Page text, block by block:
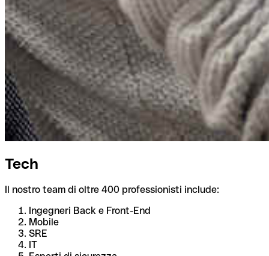
Tech
Il nostro team di oltre 400 professionisti include:
Ingegneri Back e Front-End
Mobile
SRE
IT